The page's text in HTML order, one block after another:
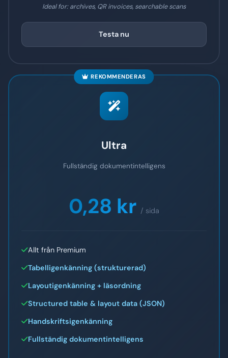
Ideal for: archives, QR invoices, searchable scans
Testa nu
REKOMMENDERAS
Ultra
Fullständig dokumentintelligens
0,28 kr / sida
Allt från Premium
Tabelligenkänning (strukturerad)
Layoutigenkänning + läsordning
Structured table & layout data (JSON)
Handskriftsigenkänning
Fullständig dokumentintelligens